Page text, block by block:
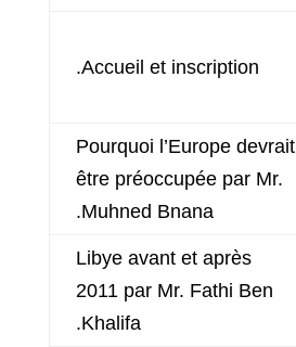
Accueil et inscription.
Pourquoi l’Europe devrait
être préoccupée par Mr.
Muhned Bnana.
Libye avant et après
2011 par Mr. Fathi Ben
Khalifa.